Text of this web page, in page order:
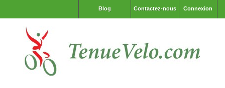
Connexion
Contactez-nous
Blog